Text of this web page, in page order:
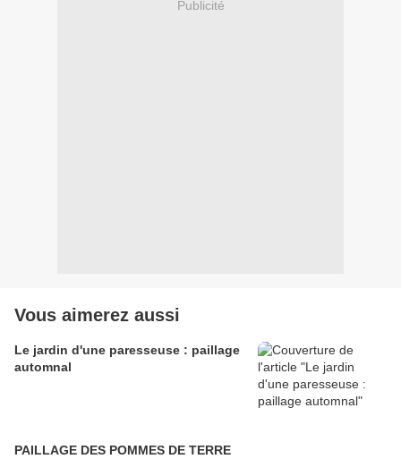
Publicité
Vous aimerez aussi
Le jardin d'une paresseuse : paillage
automnal
PAILLAGE DES POMMES DE TERRE